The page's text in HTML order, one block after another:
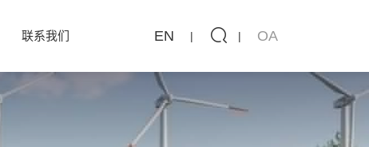
联系我们 EN OA